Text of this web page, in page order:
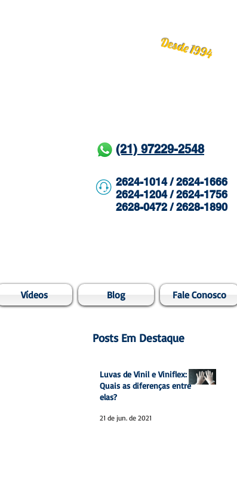
Desde 1994
(21) 97229-2548
2624-1014 / 2624-1666
2624-1204 / 2624-1756
2628-0472 / 2628-1890
Vídeos Blog Fale Conosco
Posts Em Destaque
Luvas de Vinil e Viniflex:
Quais as diferenças entre
elas?
21 de jun. de 2021